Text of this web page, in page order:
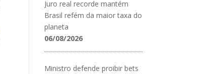
Juro real recorde mantém
Brasil refém da maior taxa do
planeta
06/08/2026
Ministro defende proibir bets